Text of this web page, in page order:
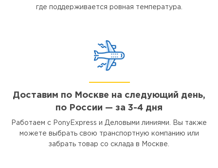
где поддерживается ровная температура.
Доставим по Москве на следующий день,
по России — за 3-4 дня
Работаем с PonyExpress и Деловыми линиями. Вы также
можете выбрать свою транспортную компанию или
забрать товар со склада в Москве.